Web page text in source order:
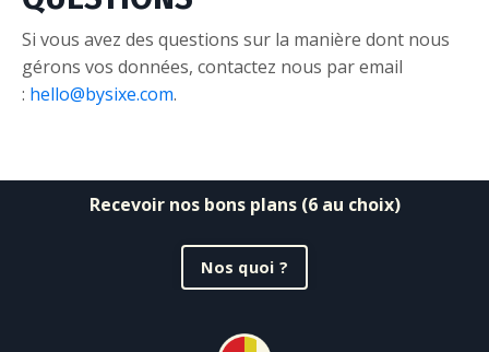
Si vous avez des questions sur la manière dont nous
gérons vos données, contactez nous par email
: hello@bysixe.com.
Recevoir nos bons plans (6 au choix)
Nos quoi ?